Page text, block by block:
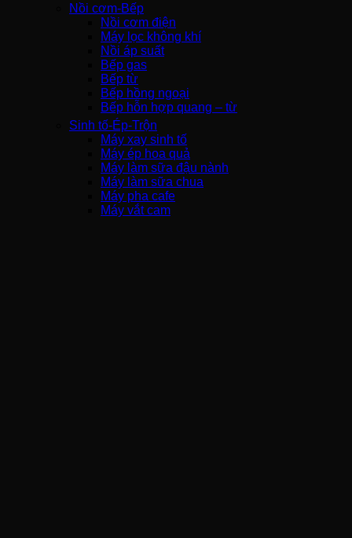
Nồi cơm-Bếp
Nồi cơm điện
Máy lọc không khí
Nồi áp suất
Bếp gas
Bếp từ
Bếp hồng ngoại
Bếp hỗn hợp quang – từ
Sinh tố-Ép-Trộn
Máy xay sinh tố
Máy ép hoa quả
Máy làm sữa đậu nành
Máy làm sữa chua
Máy pha cafe
Máy vắt cam